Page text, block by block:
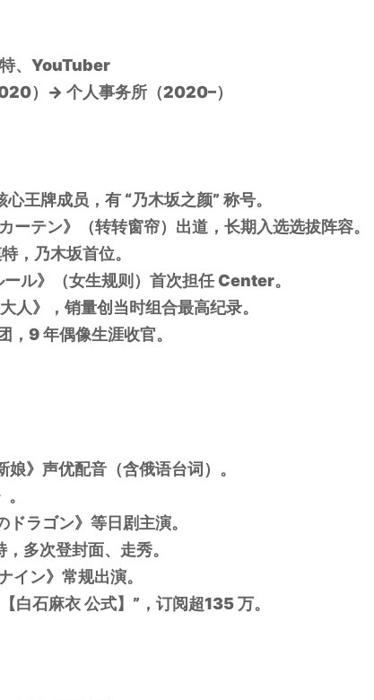
、YouTuber
）→ 个人事务所（2020–）
王牌成员，有 “乃木坂之颜” 称号。
テン》（转转窗帘）出道，长期入选选拔阵容。
，乃木坂首位。
ル》（女生规则）首次担任 Center。
》，销量创当时组合最高纪录。
9 年偶像生涯收官。
》声优配音（含俄语台词）。
ラゴン》等日剧主演。
多次登封面、走秀。
ン》常规出演。
石麻衣 公式】”，订阅超135 万。